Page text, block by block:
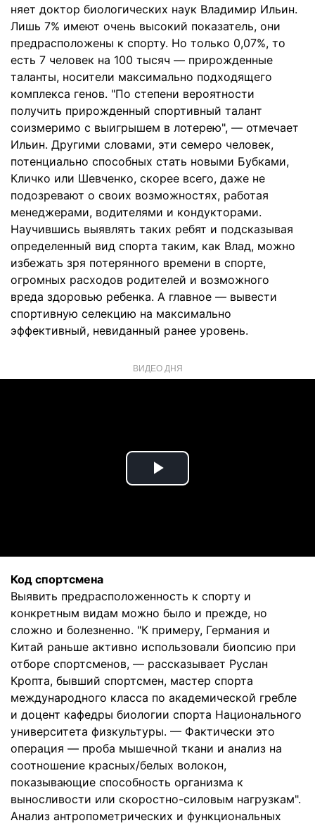
няет доктор биологических наук Владимир Ильин.
Лишь 7% имеют очень высокий показатель, они
предрасположены к спорту. Но только 0,07%, то
есть 7 человек на 100 тысяч — прирожденные
таланты, носители максимально подходящего
комплекса генов. "По степени вероятности
получить прирожденный спортивный талант
соизмеримо с выигрышем в лотерею", — отмечает
Ильин. Другими словами, эти семеро человек,
потенциально способных стать новыми Бубками,
Кличко или Шевченко, скорее всего, даже не
подозревают о своих возможностях, работая
менеджерами, водителями и кондукторами.
Научившись выявлять таких ребят и подсказывая
определенный вид спорта таким, как Влад, можно
избежать зря потерянного времени в спорте,
огромных расходов родителей и возможного
вреда здоровью ребенка. А главное — вывести
спортивную селекцию на максимально
эффективный, невиданный ранее уровень.
ВИДЕО ДНЯ
Play
Код спортсмена
Выявить предрасположенность к спорту и
конкретным видам можно было и прежде, но
сложно и болезненно. "К примеру, Германия и
Китай раньше активно использовали биопсию при
отборе спортсменов, — рассказывает Руслан
Кропта, бывший спортсмен, мастер спорта
международного класса по академической гребле
и доцент кафедры биологии спорта Национального
университета физкультуры. — Фактически это
операция — проба мышечной ткани и анализ на
соотношение красных/белых волокон,
показывающие способность организма к
выносливости или скоростно-силовым нагрузкам".
Анализ антропометрических и функциональных